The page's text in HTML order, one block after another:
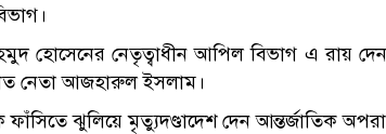
হোসেনের নেতৃত্বাধীন আপিল বিভাগ এ রায়
নেতা আজহারুল ইসলাম।
ঝুলিয়ে মৃত্যুদণ্ডাদেশ দেন আন্তর্জাতিক